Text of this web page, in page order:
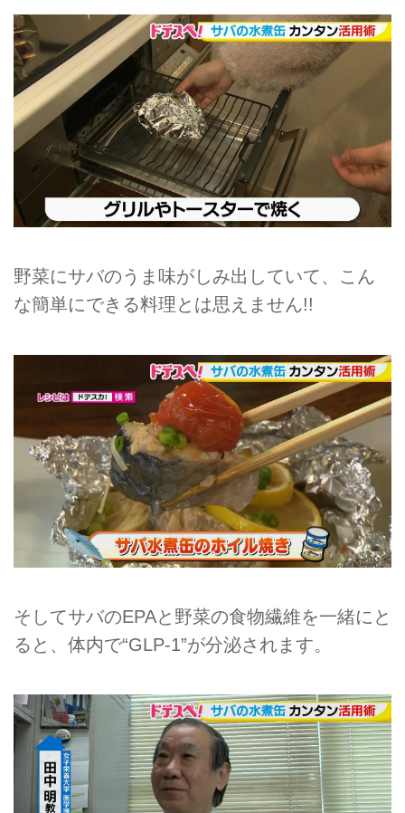
野菜にサバのうま味がしみ出していて、こん
な簡単にできる料理とは思えません!!
そしてサバのEPAと野菜の食物繊維を一緒にと
ると、体内で“GLP-1”が分泌されます。